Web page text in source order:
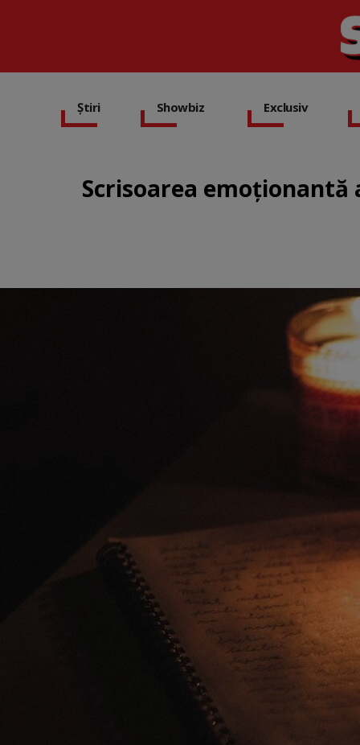
Știri Showbiz Exclusiv
Scrisoarea emoționantă